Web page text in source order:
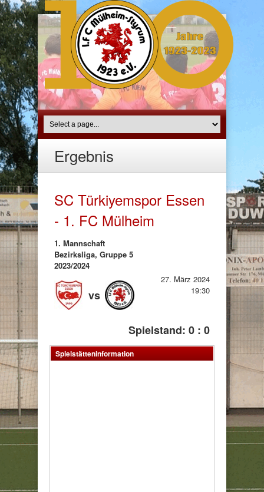
Ergebnis
SC Türkiyemspor Essen
- 1. FC Mülheim
1. Mannschaft
Bezirksliga, Gruppe 5
2023/2024
vs
27. März 2024
19:30
Spielstand: 0 : 0
Spielstätteninformation